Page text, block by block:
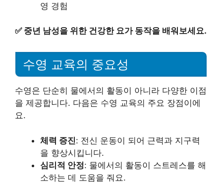
영 경험
✅ 중년 남성을 위한 건강한 요가 동작을 배워보세요.
수영 교육의 중요성
수영은 단순히 물에서의 활동이 아니라 다양한 이점
을 제공합니다. 다음은 수영 교육의 주요 장점이에
요.
체력 증진: 전신 운동이 되어 근력과 지구력
을 향상시킵니다.
심리적 안정: 물에서의 활동이 스트레스를 해
소하는 데 도움을 줘요.